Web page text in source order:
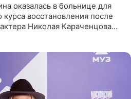
оказалась в больнице для
восстановления после
Николая Караченцова